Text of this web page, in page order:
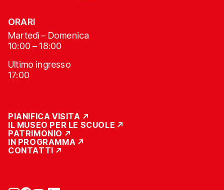
ORARI
Martedì – Domenica
10:00 – 18:00
Ultimo ingresso
17:00
PIANIFICA VISITA
IL MUSEO PER LE SCUOLE
PATRIMONIO
IN PROGRAMMA
CONTATTI